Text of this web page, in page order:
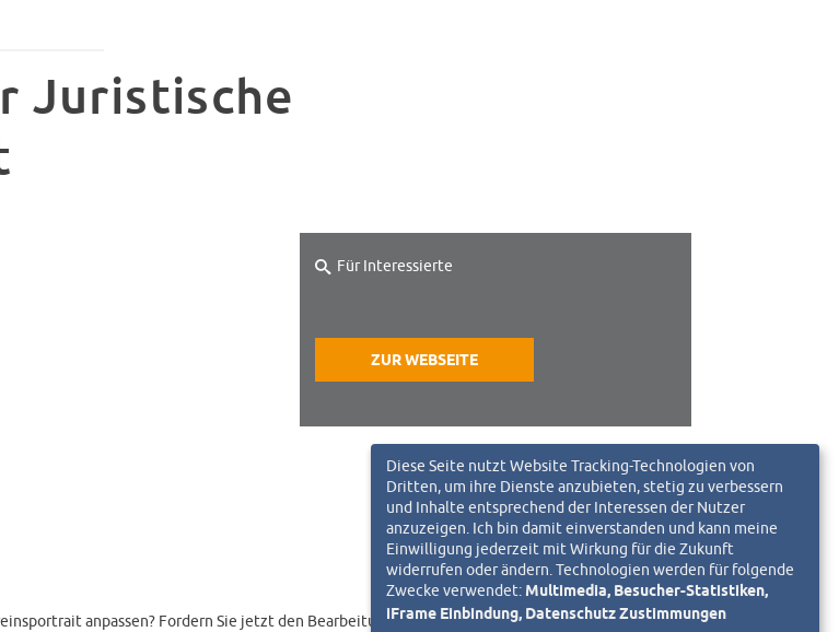
Juristische
Für Interessierte
ZUR WEBSEITE
anpassen? Fordern Sie jetzt den Bearbeitungslink an.
Diese Seite nutzt Website Tracking-Technologien von
Dritten, um ihre Dienste anzubieten, stetig zu verbessern
und Inhalte entsprechend der Interessen der Nutzer
anzuzeigen. Ich bin damit einverstanden und kann meine
Einwilligung jederzeit mit Wirkung für die Zukunft
widerrufen oder ändern. Technologien werden für folgende
Zwecke verwendet:Multimedia, Besucher-Statistiken,
iFrame Einbindung, Datenschutz Zustimmungen